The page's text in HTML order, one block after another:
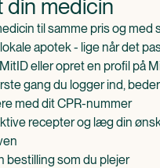
din medicin
til samme pris og med
apotek - lige når det
eller opret en profil på
gang du logger ind,
med dit CPR-nummer
recepter og læg din
bestilling som du plejer